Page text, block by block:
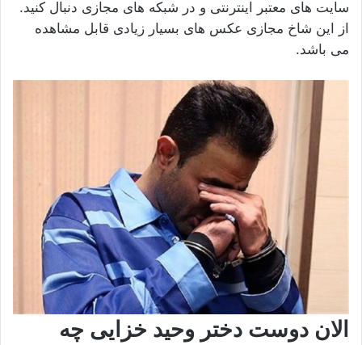
سایت های معتبر اینترنتی و در شبکه های مجازی دنبال کنید.
از این شاخ مجازی عکس های بسیار زیادی قابل مشاهده
می باشد.
الان دوست دختر وحید خزایی چه